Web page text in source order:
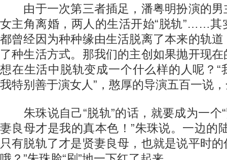
由于一次第三者插足，潘粤明扮演的男
女主角离婚，两人的生活开始“脱轨”……其
都曾经因为种种缘由生活脱离了本来的轨
了种生活方式。那我们的主创如果抛开现
想在生活中脱轨变成一个什么样的人呢？“
我特别善于演女人”，憨厚的导演五百一说
朱珠说自己“脱轨”的话，就要成为一个“
妻良母才是我的真本色！”朱珠说。一边的
只有脱轨了才是贤妻良母，也就是说平时